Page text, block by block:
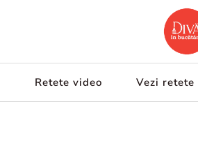
Retete video Vezi retete